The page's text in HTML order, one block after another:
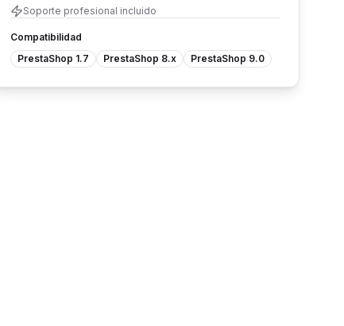
Soporte profesional incluido
Compatibilidad
PrestaShop 1.7
PrestaShop 8.x PrestaShop 9.0